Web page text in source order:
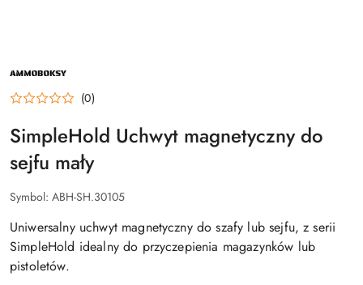
NAZWA
PRODUCENTA:
AMMOBOKSY (0)
SimpleHold Uchwyt magnetyczny do
sejfu mały
Symbol: ABH-SH.30105
Uniwersalny uchwyt magnetyczny do szafy lub sejfu, z serii
SimpleHold idealny do przyczepienia magazynków lub
pistoletów.